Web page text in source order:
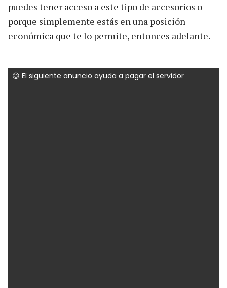
puedes tener acceso a este tipo de accesorios o
porque simplemente estás en una posición
económica que te lo permite, entonces adelante.